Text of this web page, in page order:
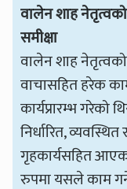
वालेन शाह नेतृत्वको
समीक्षा
वालेन शाह नेतृत्वको
वाचासहित हरेक
कार्यप्रारम्भ गरेको
निर्धारित, व्यवस्थित
गृहकार्यसहित
रुपमा यसले काम